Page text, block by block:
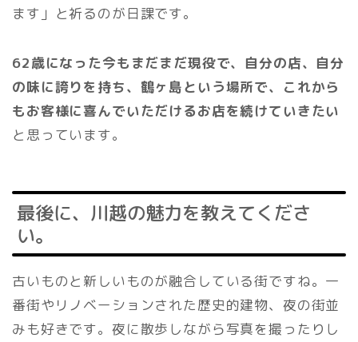
ます」と祈るのが日課です。
62歳になった今もまだまだ現役で、自分の店、自分
の味に誇りを持ち、鶴ヶ島という場所で、これから
もお客様に喜んでいただけるお店を続けていきたい
と思っています。
最後に、川越の魅力を教えてくださ
い。
古いものと新しいものが融合している街ですね。一
番街やリノベーションされた歴史的建物、夜の街並
みも好きです。夜に散歩しながら写真を撮ったりし